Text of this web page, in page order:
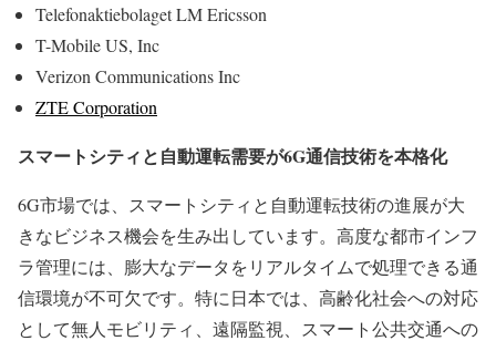
Telefonaktiebolaget LM Ericsson
T-Mobile US, Inc
Verizon Communications Inc
ZTE Corporation
スマートシティと自動運転需要が6G通信技術を本格化
6G市場では、スマートシティと自動運転技術の進展が大
きなビジネス機会を生み出しています。高度な都市インフ
ラ管理には、膨大なデータをリアルタイムで処理できる通
信環境が不可欠です。特に日本では、高齢化社会への対応
として無人モビリティ、遠隔監視、スマート公共交通への